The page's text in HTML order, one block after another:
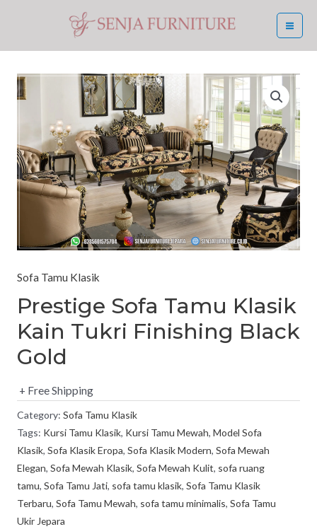
content
Sofa Tamu Klasik
Prestige Sofa Tamu Klasik
Kain Tukri Finishing Black
Gold
+ Free Shipping
Category: Sofa Tamu Klasik
Tags: Kursi Tamu Klasik, Kursi Tamu Mewah, Model Sofa
Klasik, Sofa Klasik Eropa, Sofa Klasik Modern, Sofa Mewah
Elegan, Sofa Mewah Klasik, Sofa Mewah Kulit, sofa ruang
tamu, Sofa Tamu Jati, sofa tamu klasik, Sofa Tamu Klasik
Terbaru, Sofa Tamu Mewah, sofa tamu minimalis, Sofa Tamu
Ukir Jepara